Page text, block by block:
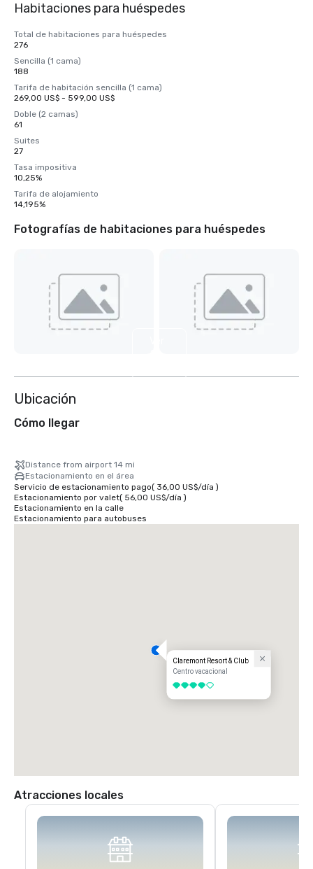
Habitaciones para huéspedes
Total de habitaciones para huéspedes
276
Sencilla (1 cama)
188
Tarifa de habitación sencilla (1 cama)
269,00 US$ - 599,00 US$
Doble (2 camas)
61
Suites
27
Tasa impositiva
10,25%
Tarifa de alojamiento
14,195%
Fotografías de habitaciones para huéspedes
Ubicación
Cómo llegar
Distance from airport 14 mi
Estacionamiento en el área
Servicio de estacionamiento pago( 36,00 US$/día )
Estacionamiento por valet( 56,00 US$/día )
Estacionamiento en la calle
Estacionamiento para autobuses
Claremont Resort & Club
Centro vacacional
4 de 5
Atracciones locales